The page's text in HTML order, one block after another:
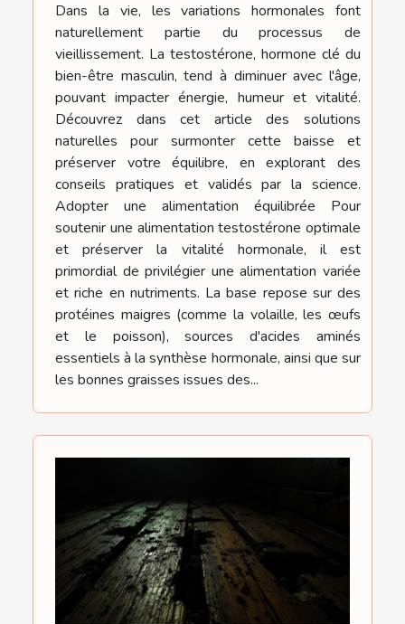
Dans la vie, les variations hormonales font
naturellement partie du processus de
vieillissement. La testostérone, hormone clé du
bien-être masculin, tend à diminuer avec l'âge,
pouvant impacter énergie, humeur et vitalité.
Découvrez dans cet article des solutions
naturelles pour surmonter cette baisse et
préserver votre équilibre, en explorant des
conseils pratiques et validés par la science.
Adopter une alimentation équilibrée Pour
soutenir une alimentation testostérone optimale
et préserver la vitalité hormonale, il est
primordial de privilégier une alimentation variée
et riche en nutriments. La base repose sur des
protéines maigres (comme la volaille, les œufs
et le poisson), sources d'acides aminés
essentiels à la synthèse hormonale, ainsi que sur
les bonnes graisses issues des...